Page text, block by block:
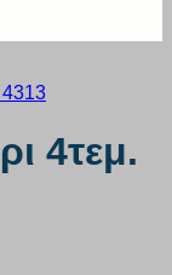
4τεμ.